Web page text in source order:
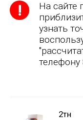
На сайте
узнать
2тн